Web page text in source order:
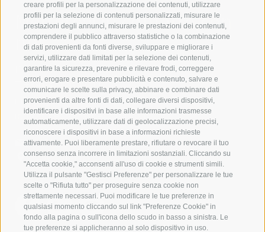
creare profili per la personalizzazione dei contenuti, utilizzare
profili per la selezione di contenuti personalizzati, misurare le
prestazioni degli annunci, misurare le prestazioni dei contenuti,
comprendere il pubblico attraverso statistiche o la combinazione
di dati provenienti da fonti diverse, sviluppare e migliorare i
servizi, utilizzare dati limitati per la selezione dei contenuti,
garantire la sicurezza, prevenire e rilevare frodi, correggere
errori, erogare e presentare pubblicità e contenuto, salvare e
comunicare le scelte sulla privacy, abbinare e combinare dati
provenienti da altre fonti di dati, collegare diversi dispositivi,
identificare i dispositivi in base alle informazioni trasmesse
automaticamente, utilizzare dati di geolocalizzazione precisi,
riconoscere i dispositivi in base a informazioni richieste
attivamente. Puoi liberamente prestare, rifiutare o revocare il tuo
consenso senza incorrere in limitazioni sostanziali. Cliccando su
"Accetta cookie," acconsenti all'uso di cookie e strumenti simili.
Utilizza il pulsante "Gestisci Preferenze" per personalizzare le tue
scelte o "Rifiuta tutto" per proseguire senza cookie non
strettamente necessari. Puoi modificare le tue preferenze in
qualsiasi momento cliccando sul link "Preferenze Cookie" in
fondo alla pagina o sull'icona dello scudo in basso a sinistra. Le
tue preferenze si applicheranno al solo dispositivo in uso.
Mettetevi in contatto con
noi
IDM Südtirol - Alto Adige
+39 0471 094 000
info[at]idm-suedtirol.com
idm[at]pec.idm-suedtirol.com
SCRIVICI
DOVE SIAMO